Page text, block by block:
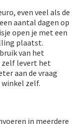
even veel als de
aantal dagen op
open je met een
plaatst.
van het
zelf levert het
aan de vraag
zelf.
in meerdere